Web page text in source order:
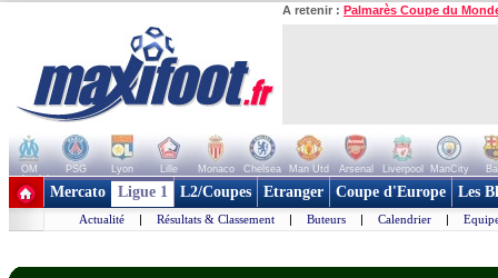
A retenir : Palmarès Coupe du
OM PSG Lyon Lille Monaco Chelsea Man Utd Arsenal Liverpool ManCity
+ de clubs
Mercato Ligue 1 L2/Coupes Etranger Coupe d'Europe Les
Actualité | Résultats & Classement | Buteurs | Calendrier |